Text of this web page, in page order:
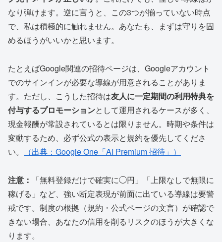
なり弾けます。逆に言うと、この3つが揃っていない時点
で、私は積極的に触れません。あなたも、まずは守りを固
めるほうがいいかと思います。
たとえばGoogle関連の招待ページは、Googleアカウント
でのサインインが必要な導線が用意されることがありま
す。ただし、こうした招待は友人に一定期間の利用特典を
付与するプロモーションとして運用されるケースが多く、
現金報酬が常設されているとは限りません。時期や条件は
変動するため、必ず公式の表示と規約を優先してくださ
い。
（出典：Google One「AI Premium 招待」）
注意：
「無料登録だけで確実に◯円」「上限なしで無限に
稼げる」など、強い断定表現が前面に出ている導線は要警
戒です。制度の根拠（規約・公式ページの文言）が確認で
きない場合、あなたの信用を削るリスクのほうが大きくな
ります。